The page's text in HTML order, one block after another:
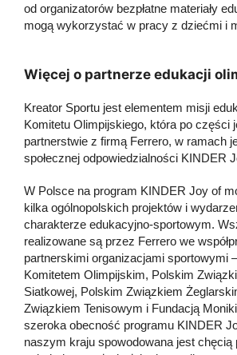
od organizatorów bezpłatne materiały
mogą wykorzystać w pracy z dziećmi i
Więcej o partnerze edukacji
Kreator Sportu jest elementem misji
Komitetu Olimpijskiego, która po części
partnerstwie z firmą Ferrero, w ramach
społecznej odpowiedzialności KINDER
W Polsce na program KINDER Joy of
kilka ogólnopolskich projektów i
charakterze edukacyjno-sportowym.
realizowane są przez Ferrero we
partnerskimi organizacjami sportowymi
Komitetem Olimpijskim, Polskim
Siatkowej, Polskim Związkiem
Związkiem Tenisowym i Fundacją
szeroka obecność programu KINDER
naszym kraju spowodowana jest chęcią